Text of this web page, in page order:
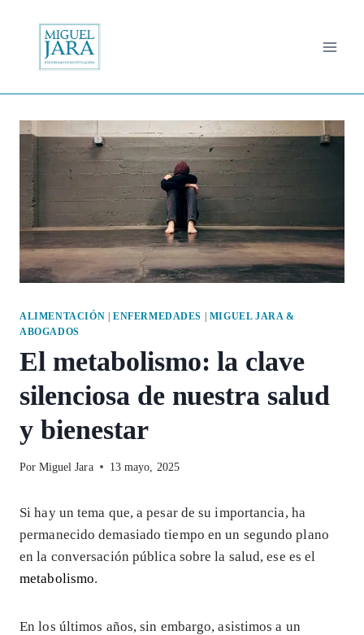
contenido
ALIMENTACIÓN ENFERMEDADES
MIGUEL JARA &
ABOGADOS
El metabolismo: la clave
silenciosa de nuestra salud
y bienestar
Por Miguel Jara 13 mayo, 2025
Si hay un tema que, a pesar de su importancia, ha
permanecido demasiado tiempo en un segundo plano
en la conversación pública sobre la salud, ese es el
metabolismo.
En los últimos años, sin embargo, asistimos a un